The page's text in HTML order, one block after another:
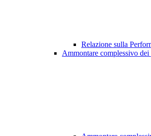
Relazione sulla
Ammontare complessivo dei